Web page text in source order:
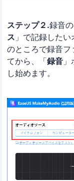
ステップ２.録音
ス 」で記録した
のところで録音フ
てから、「録音
し始めます。